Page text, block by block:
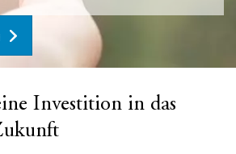
Investition in das